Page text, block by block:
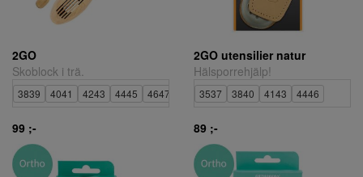
2GO
Skoblock i trä.
3839 4041 4243 4445 4647
99 ;-
2GO utensilier natur
Hälsporrehjälp!
3537 3840 4143 4446
89 ;-